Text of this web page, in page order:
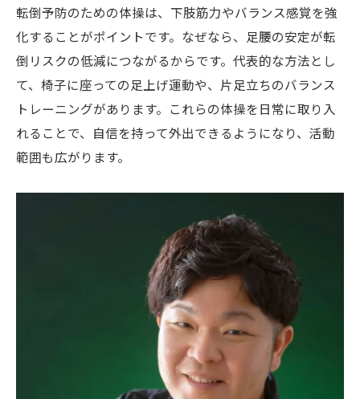
転倒予防のための体操は、下肢筋力やバランス感覚を強
化することがポイントです。なぜなら、足腰の安定が転
倒リスクの低減につながるからです。代表的な方法とし
て、椅子に座っての足上げ運動や、片足立ちのバランス
トレーニングがあります。これらの体操を日常に取り入
れることで、自信を持って外出できるようになり、活動
範囲も広がります。